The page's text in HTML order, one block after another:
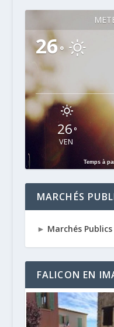
26°
26°
VEN
Temps à
MARCHÉS
► Marchés
FALICON EN